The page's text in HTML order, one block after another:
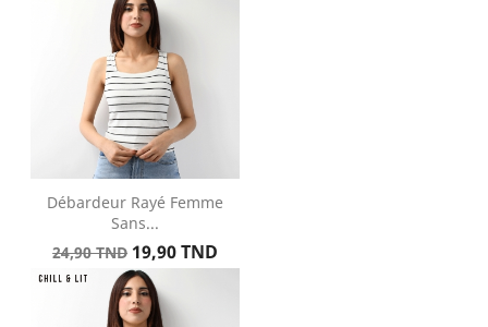
Débardeur Rayé Femme
Sans...
Prix
de
24,90 TND Prix
19,90 TND